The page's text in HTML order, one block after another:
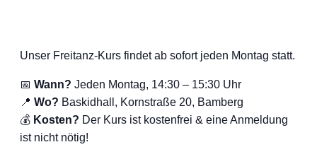
Unser Freitanz-Kurs findet ab sofort jeden Montag statt.
📅 Wann? Jeden Montag, 14:30 – 15:30 Uhr
📍 Wo? Baskidhall, Kornstraße 20, Bamberg
💰 Kosten? Der Kurs ist kostenfrei & eine Anmeldung
ist nicht nötig!